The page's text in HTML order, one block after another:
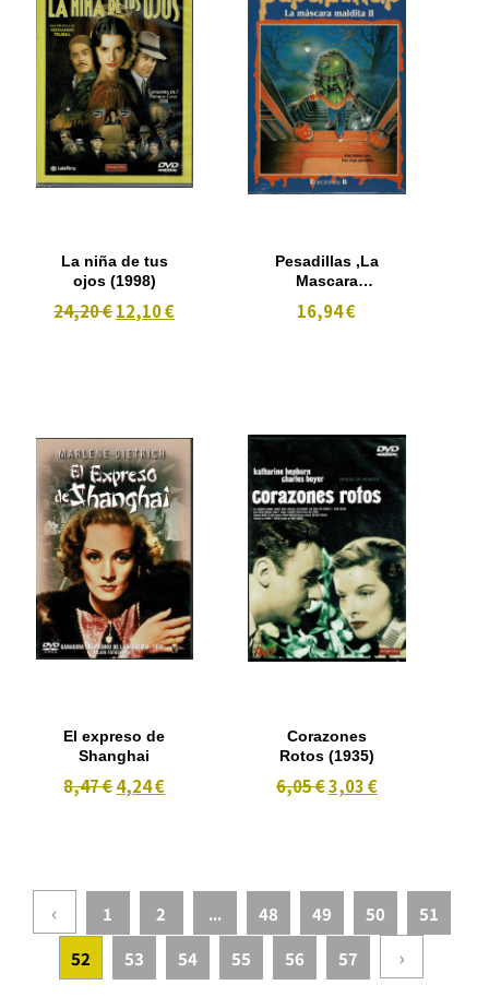
La niña de tus
ojos (1998)
24,20 €12,10 €
Pesadillas ,La
Mascara
Maldita II
(1997) Nº 27
16,94 €
El expreso de
Shanghai
8,47 €4,24 €
Corazones
Rotos (1935)
6,05 €3,03 €
‹ 1 2 ... 48 49 50
51
52
53 54 55 56 57 ›